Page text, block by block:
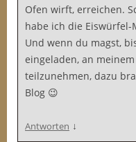
Ofen wirft, erreichen.
habe ich die
Und wenn du magst,
eingeladen, an meinem
teilzunehmen, dazu
Blog 😉
Antworten ↓